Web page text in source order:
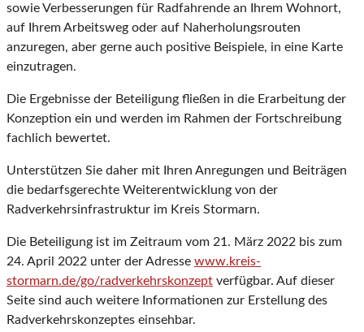
sowie Verbesserungen für Radfahrende an Ihrem Wohnort,
auf Ihrem Arbeitsweg oder auf Naherholungsrouten
anzuregen, aber gerne auch positive Beispiele, in eine Karte
einzutragen.
Die Ergebnisse der Beteiligung fließen in die Erarbeitung der
Konzeption ein und werden im Rahmen der Fortschreibung
fachlich bewertet.
Unterstützen Sie daher mit Ihren Anregungen und Beiträgen
die bedarfsgerechte Weiterentwicklung von der
Radverkehrsinfrastruktur im Kreis Stormarn.
Die Beteiligung ist im Zeitraum vom 21. März 2022 bis zum
24. April 2022 unter der Adresse www.kreis-
stormarn.de/go/radverkehrskonzept verfügbar. Auf dieser
Seite sind auch weitere Informationen zur Erstellung des
Radverkehrskonzeptes einsehbar.